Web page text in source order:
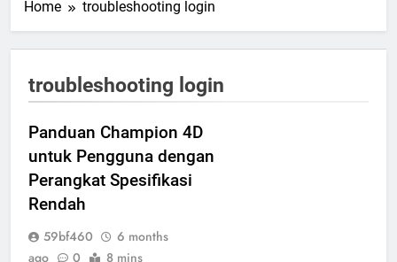
Home troubleshooting login
troubleshooting login
Panduan Champion 4D
untuk Pengguna dengan
Perangkat Spesifikasi
Rendah
59bf460
6 months
ago
0 8 mins